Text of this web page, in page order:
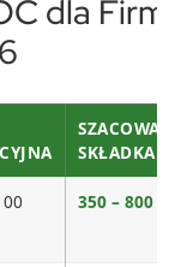
dla
SKŁADKA
350 – 800